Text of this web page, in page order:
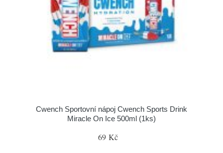
Cwench Sportovní nápoj Cwench Sports Drink
Miracle On Ice 500ml (1ks)
69 Kč